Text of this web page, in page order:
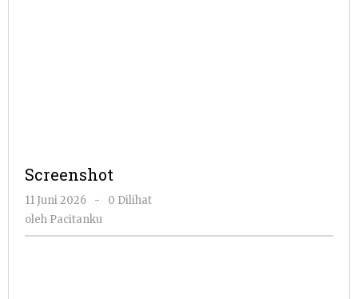
Screenshot
11 Juni 2026
oleh
Pacitanku
-
0 Dilihat
oleh Pacitanku